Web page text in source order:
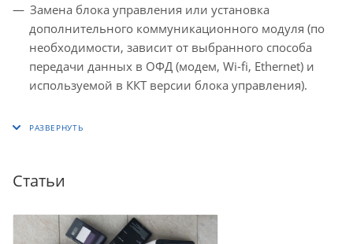
Замена блока управления или установка
дополнительного коммуникационного модуля (по
необходимости, зависит от выбранного способа
передачи данных в ОФД (модем, Wi-fi, Ethernet) и
используемой в ККТ версии блока управления).
Статьи